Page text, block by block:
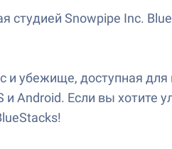
студией Snowpipe Inc.
и убежище, доступная
Android. Если вы хотите